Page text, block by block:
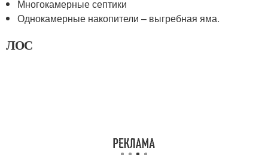
Многокамерные септики
Однокамерные накопители – выгребная яма.
ЛОС